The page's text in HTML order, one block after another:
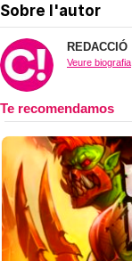
Sobre l'autor
REDACCIÓ
Veure biografia